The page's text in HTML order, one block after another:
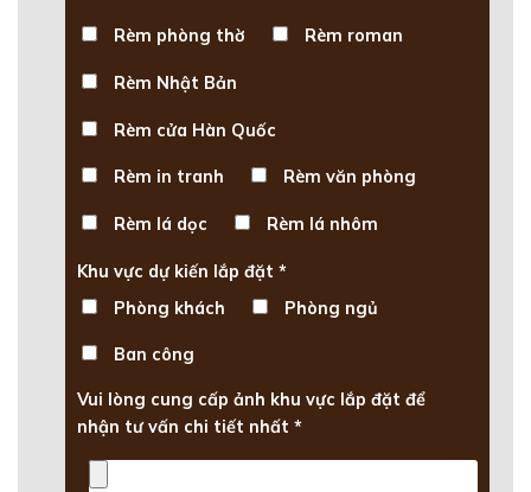
Rèm phòng thờ Rèm roman
Rèm Nhật Bản
Rèm cửa Hàn Quốc
Rèm in tranh Rèm văn phòng
Rèm lá dọc Rèm lá nhôm
Khu vực dự kiến lắp đặt *
Phòng khách
Phòng ngủ
Ban công
Vui lòng cung cấp ảnh khu vực lắp đặt để
nhận tư vấn chi tiết nhất *